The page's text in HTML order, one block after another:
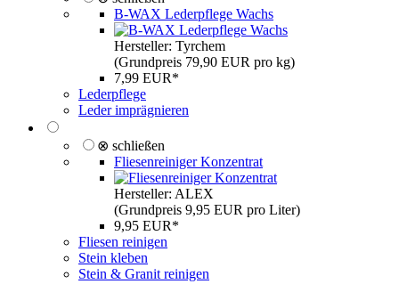
B-WAX Lederpflege Wachs
Hersteller: Tyrchem
(Grundpreis 79,90 EUR pro kg)
7,99 EUR*
Lederpflege
Leder imprägnieren
⊗ schließen
Fliesenreiniger Konzentrat
Hersteller: ALEX
(Grundpreis 9,95 EUR pro Liter)
9,95 EUR*
Fliesen reinigen
Stein kleben
Stein & Granit reinigen